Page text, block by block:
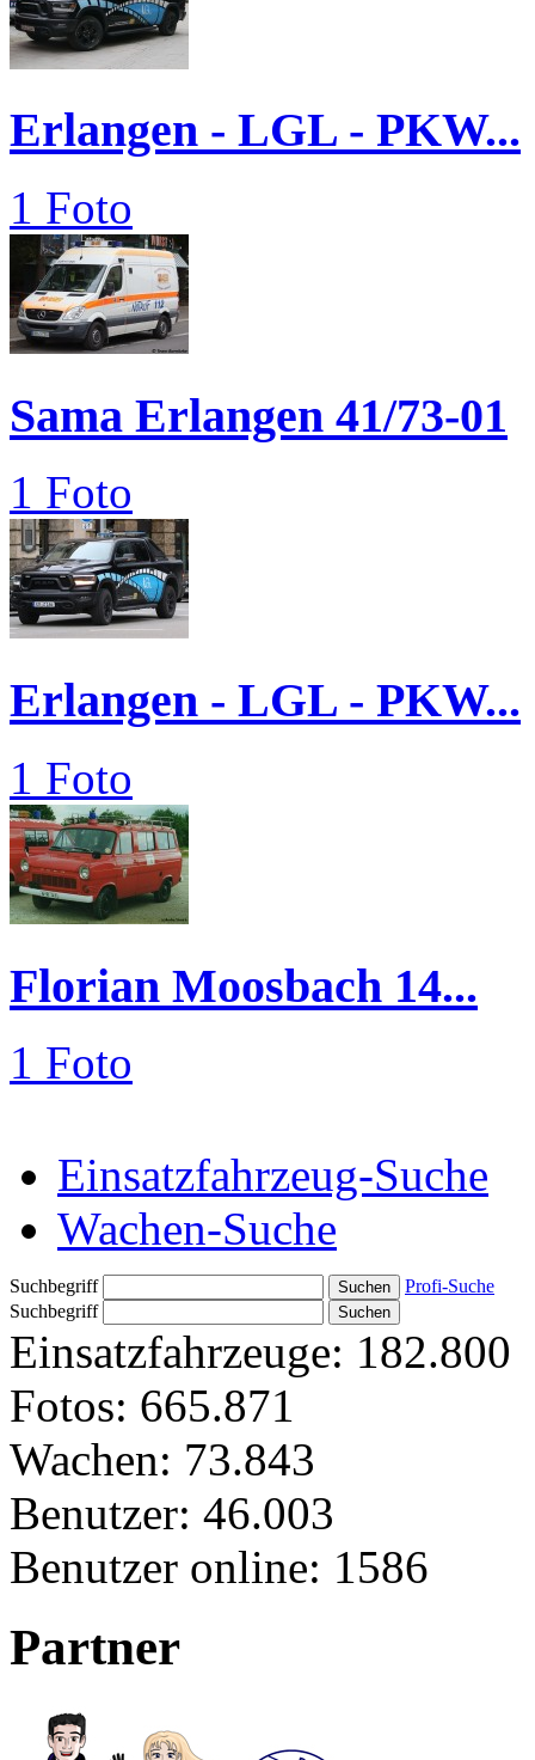
Erlangen - LGL - PKW...
1 Foto
Sama Erlangen 41/73-01
1 Foto
Erlangen - LGL - PKW...
1 Foto
Florian Moosbach 14...
1 Foto
Einsatzfahrzeug-Suche
Wachen-Suche
Suchbegriff
Profi-Suche
Suchbegriff
Einsatzfahrzeuge: 182.800
Fotos: 665.871
Wachen: 73.843
Benutzer: 46.003
Benutzer online: 1586
Partner